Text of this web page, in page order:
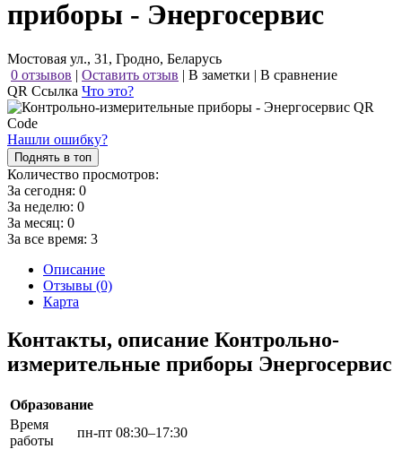
приборы - Энергосервис
Мостовая ул., 31, Гродно, Беларусь
0 отзывов | Оставить отзыв | В заметки | В сравнение
QR Ссылка Что это?
Нашли ошибку?
Поднять в топ
Количество просмотров:
За сегодня: 0
За неделю: 0
За месяц: 0
За все время: 3
Описание
Отзывы (0)
Карта
Контакты, описание Контрольно-
измерительные приборы Энергосервис
Образование
Время
работы
пн-пт 08:30–17:30